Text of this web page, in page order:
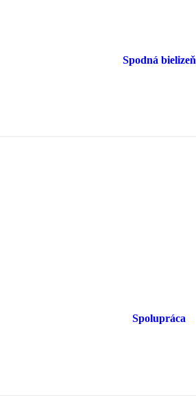
Spodná bielizeň
Spolupráca